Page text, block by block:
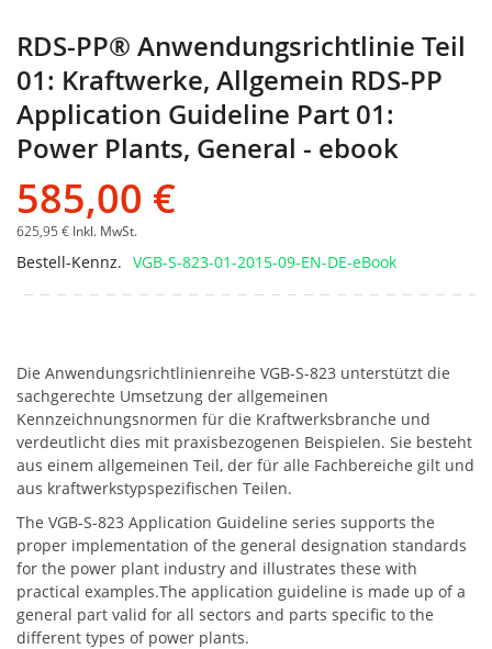
RDS-PP® Anwendungsrichtlinie Teil
01: Kraftwerke, Allgemein RDS-PP
Application Guideline Part 01:
Power Plants, General - ebook
585,00 €
625,95 € Inkl. MwSt.
Bestell-Kennz. VGB-S-823-01-2015-09-EN-DE-eBook
Die Anwendungsrichtlinienreihe VGB-S-823 unterstützt die
sachgerechte Umsetzung der allgemeinen
Kennzeichnungsnormen für die Kraftwerksbranche und
verdeutlicht dies mit praxisbezogenen Beispielen. Sie besteht
aus einem allgemeinen Teil, der für alle Fachbereiche gilt und
aus kraftwerkstypspezifischen Teilen.
The VGB-S-823 Application Guideline series supports the
proper implementation of the general designation standards
for the power plant industry and illustrates these with
practical examples.The application guideline is made up of a
general part valid for all sectors and parts specific to the
different types of power plants.